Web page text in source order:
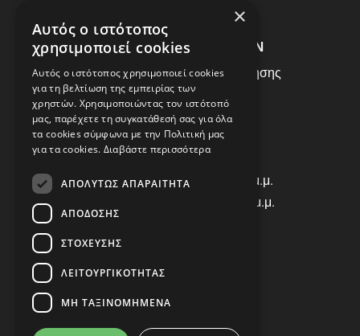
ΕΞΥΠΗΡΕΤΗΣΗ ΠΕΛΑΤΩΝ
Πολιτική Δεδομένων - Όροι Χρήσης
Πολιτική Επιστροφών
Όροι Χρήσης
ΩΡΑΡΙΟ ΛΕΙΤΟΥΡΓΙΑΣ
Δ | Τ | Τ | Π: 8:00 π.μ. - 18:00 μ.μ.
Παρασκευή: 8:00 π.μ. - 14:00 μ.μ.
Viber: 698 456 9068
E-mail: info@autocover.gr
×
Αυτός ο ιστότοπος
χρησιμοποιεί cookies
Αυτός ο ιστότοπος χρησιμοποιεί cookies
για τη βελτίωση της εμπειρίας των
χρηστών. Χρησιμοποιώντας τον ιστότοπό
μας, παρέχετε τη συγκατάθεσή σας για όλα
τα cookies σύμφωνα με την Πολιτική μας
για τα cookies. Διαβάστε περισσότερα
ΑΠΟΛΎΤΩΣ ΑΠΑΡΑΊΤΗΤΑ
ΑΠΌΔΟΣΗΣ
ΣΤΌΧΕΥΣΗΣ
ΛΕΙΤΟΥΡΓΙΚΌΤΗΤΑΣ
ΜΗ ΤΑΞΙΝΟΜΗΜΈΝΑ